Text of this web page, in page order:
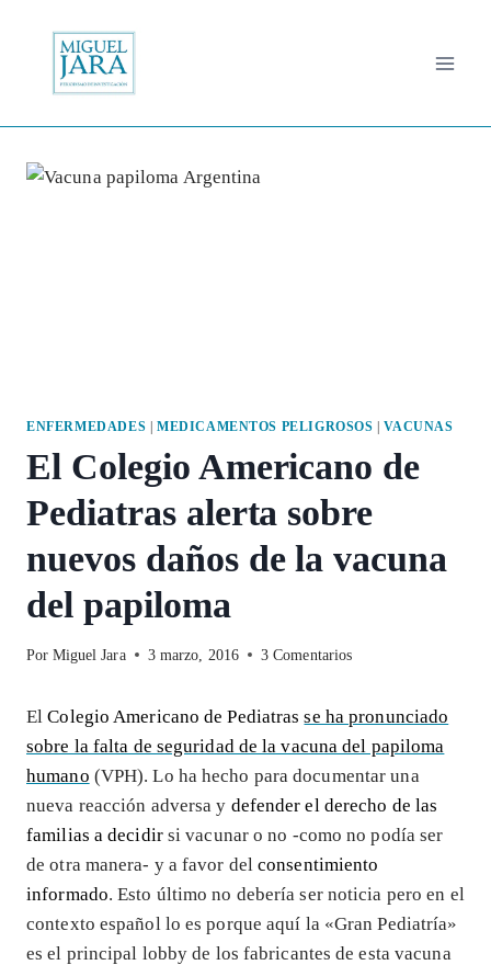
contenido
ENFERMEDADES MEDICAMENTOS PELIGROSOS |VACUNAS
El Colegio Americano de
Pediatras alerta sobre
nuevos daños de la vacuna
del papiloma
Por Miguel Jara 3 marzo, 2016 3 Comentarios
ElColegio Americano de Pediatras se ha pronunciado
sobre la falta de seguridad de la vacuna del papiloma
humano (VPH). Lo ha hecho para documentar una
nueva reacción adversa y defender el derecho de las
familias a decidirsi vacunar o no -como no podía ser
de otra manera- y a favor delconsentimiento
informado. Esto último no debería ser noticia pero en el
contexto español lo es porque aquí la «Gran Pediatría»
es el principal lobby de los fabricantes de esta vacuna